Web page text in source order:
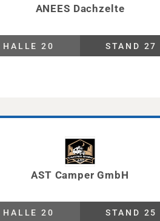
ANEES Dachzelte
HALLE 20 STAND 27
AST Camper GmbH
HALLE 20 STAND 25